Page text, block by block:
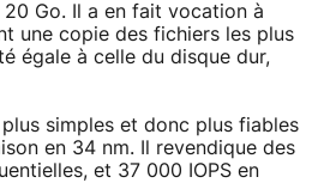
Go. Il a en fait vocation à
une copie des fichiers les plus
égale à celle du disque dur,
simples et donc plus fiables
en 34 nm. Il revendique des
et 37 000 IOPS en